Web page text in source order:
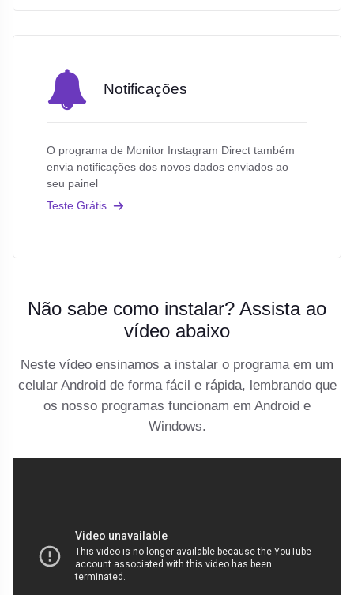
Notificações
O programa de Monitor Instagram Direct também
envia notificações dos novos dados enviados ao
seu painel
Teste Grátis
Não sabe como instalar? Assista ao
vídeo abaixo
Neste vídeo ensinamos a instalar o programa em um
celular Android de forma fácil e rápida, lembrando que
os nosso programas funcionam em Android e
Windows.